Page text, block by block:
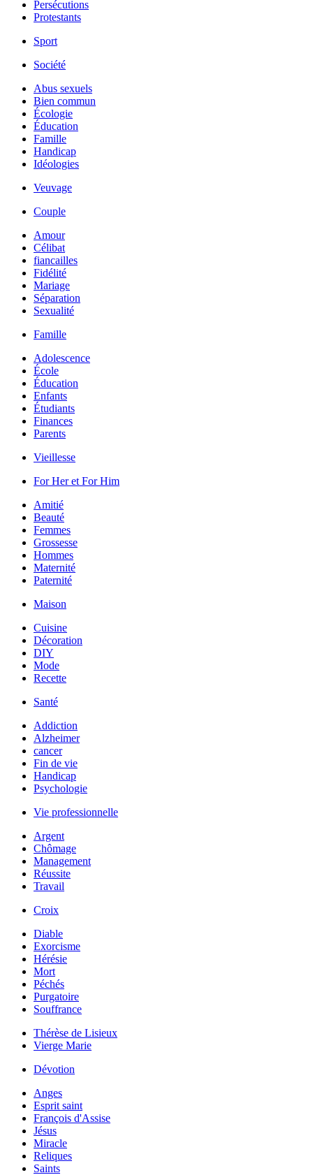
Persécutions
Protestants
Sport
Société
Abus sexuels
Bien commun
Écologie
Éducation
Famille
Handicap
Idéologies
Veuvage
Couple
Amour
Célibat
fiancailles
Fidélité
Mariage
Séparation
Sexualité
Famille
Adolescence
École
Éducation
Enfants
Étudiants
Finances
Parents
Vieillesse
For Her et For Him
Amitié
Beauté
Femmes
Grossesse
Hommes
Maternité
Paternité
Maison
Cuisine
Décoration
DIY
Mode
Recette
Santé
Addiction
Alzheimer
cancer
Fin de vie
Handicap
Psychologie
Vie professionnelle
Argent
Chômage
Management
Réussite
Travail
Croix
Diable
Exorcisme
Hérésie
Mort
Péchés
Purgatoire
Souffrance
Thérèse de Lisieux
Vierge Marie
Dévotion
Anges
Esprit saint
François d'Assise
Jésus
Miracle
Reliques
Saints